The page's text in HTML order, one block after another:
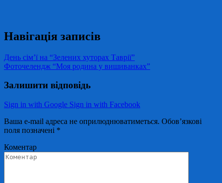
Навігація записів
День сім’ї на “Зелених хуторах Таврії”
Фоточелендж “Моя родина у вишиванках”
Залишити відповідь
Sign in with Google Sign in with Facebook
Ваша e-mail адреса не оприлюднюватиметься. Обов’язкові
поля позначені *
Коментар